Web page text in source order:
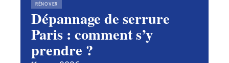
RÉNOVER
Dépannage de serrure
Paris : comment s’y
prendre ?